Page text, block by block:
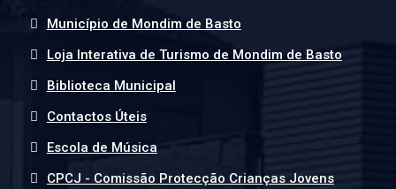
Município de Mondim de Basto
Loja Interativa de Turismo de Mondim de Basto
Biblioteca Municipal
Contactos Úteis
Escola de Música
CPCJ - Comissão Protecção Crianças Jovens